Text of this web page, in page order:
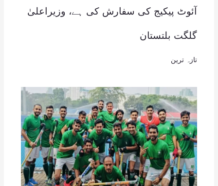
آئوٹ پیکیج کی سفارش کی ہے، وزیراعلیٰ
گلگت بلتستان
تازہ ترین